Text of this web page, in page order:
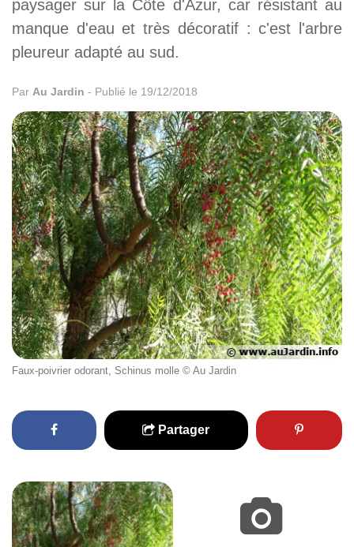
paysager sur la Côte d'Azur, car résistant au
manque d'eau et très décoratif : c'est l'arbre
pleureur adapté au sud.
Par Au Jardin - Publié le 19/12/2018
Faux-poivrier odorant, Schinus molle © Au Jardin
Partager